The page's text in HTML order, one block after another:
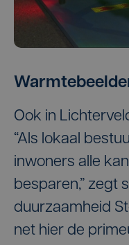
Ook in
“Als lokaal
inwoners alle
besparen,” zegt
duurzaamheid
net hier de